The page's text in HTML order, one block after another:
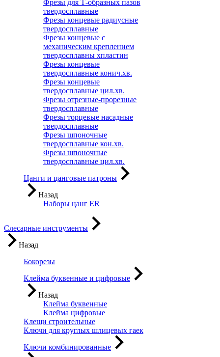
Фрезы для Т-образных пазов
твердосплавные
Фрезы концевые радиусные
твердосплавные
Фрезы концевые с
механическим креплением
твердосплавны хпластин
Фрезы концевые
твердосплавные конич.хв.
Фрезы концевые
твердосплавные цил.хв.
Фрезы отрезные-прорезные
твердосплавные
Фрезы торцевые насадные
твердосплавные
Фрезы шпоночные
твердосплавные кон.хв.
Фрезы шпоночные
твердосплавные цил.хв.
Цанги и цанговые патроны
Назад
Наборы цанг ER
Слесарные инструменты
Назад
Бокорезы
Клейма буквенные и цифровые
Назад
Клейма буквенные
Клейма цифровые
Клещи строительные
Ключи для круглых шлицевых гаек
Ключи комбинированные